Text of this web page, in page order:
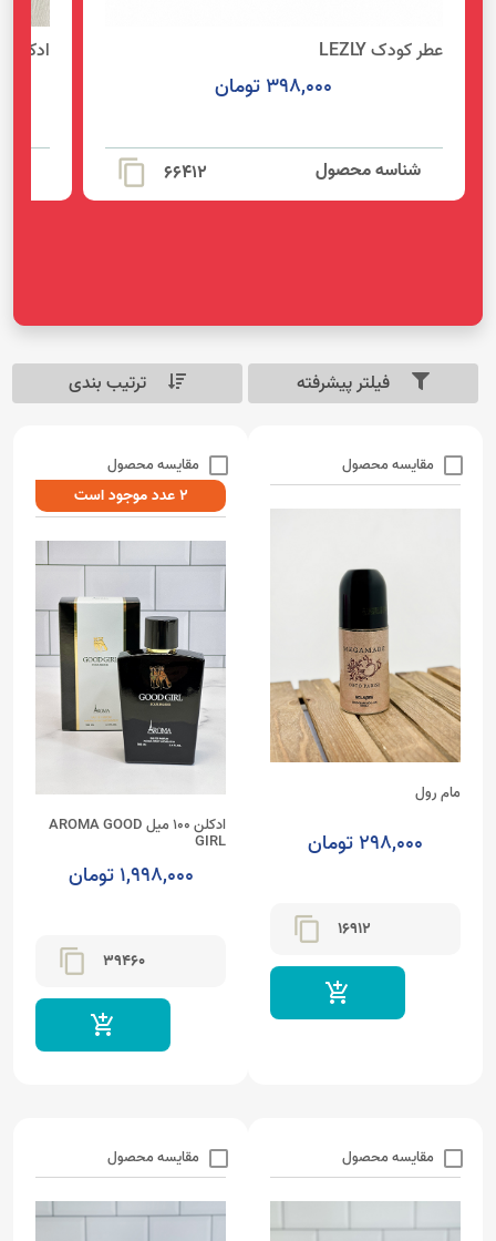
عطر کودک LEZLY
398,000 تومان
شناسه محصول 66412
content_copy
ادکلن 100 میل AROMA
فیلتر پیشرفته ترتیب بندی
مقایسه محصول
مام رول
298,000 تومان
16912
content_copy
add_shopping_cart
مقایسه محصول
2 عدد موجود است
ادکلن 100 میل AROMA GOOD
GIRL
1,998,000 تومان
39460
content_copy
add_shopping_cart
مقایسه محصول مقایسه محصول